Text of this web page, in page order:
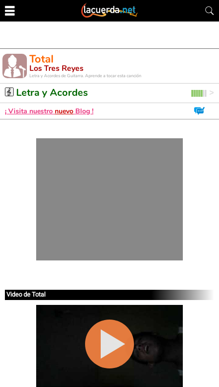
Total
Los Tres Reyes
Letra y Acordes de Guitarra. Aprende a tocar esta canción
Letra y Acordes
¡ Visita nuestro nuevo Blog !
Video de Total